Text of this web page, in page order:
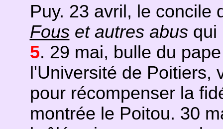
Puy. 23 avril, le
Fouset autres abusqui
5. 29 mai, bulle du
l'Université de Poitiers,
pour récompenser la
montrée le Poitou. 30